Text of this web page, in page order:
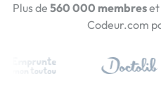
Plus de 560 000 membreset
Codeur.com